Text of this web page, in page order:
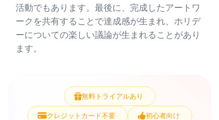
活動でもあります。最後に、完成したアートワ
ークを共有することで達成感が生まれ、ホリデ
ーについての楽しい議論が生まれることがあり
ます。
無料トライアルあり
クレジットカード不要 初心者向け